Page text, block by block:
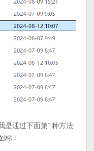
是通过下面第1种方法
标：